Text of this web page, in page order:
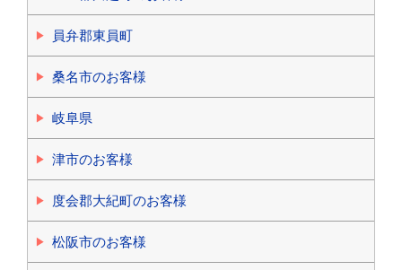
員弁郡東員町
桑名市のお客様
岐阜県
津市のお客様
度会郡大紀町のお客様
松阪市のお客様